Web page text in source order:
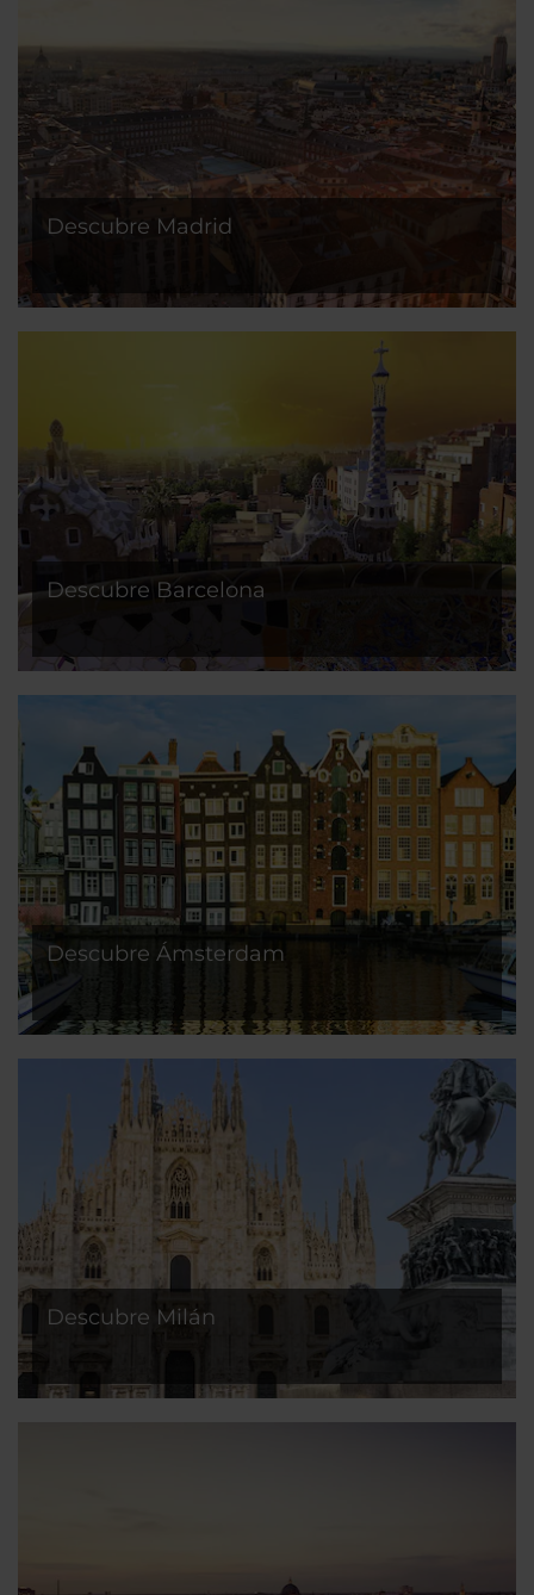
Descubre Madrid
Descubre Barcelona
Descubre Ámsterdam
Descubre Milán